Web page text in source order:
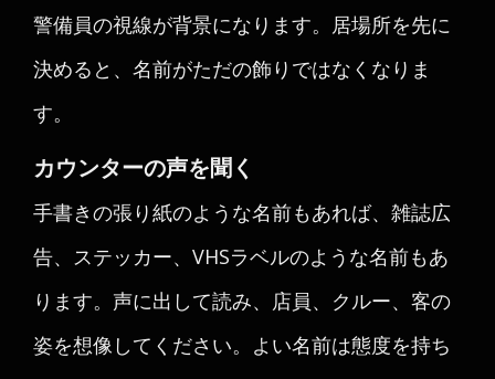
警備員の視線が背景になります。居場所を先に
決めると、名前がただの飾りではなくなりま
す。
カウンターの声を聞く
手書きの張り紙のような名前もあれば、雑誌広
告、ステッカー、VHSラベルのような名前もあ
ります。声に出して読み、店員、クルー、客の
姿を想像してください。よい名前は態度を持ち